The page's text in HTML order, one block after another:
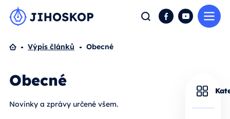
Hledat FacebookYouTube
Domů
Výpis článků Obecné
Obecné
Novinky a zprávy určené všem.